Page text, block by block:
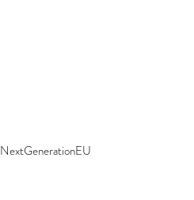
NextGenerationEU